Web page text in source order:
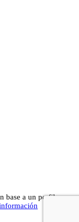
base a un perfil